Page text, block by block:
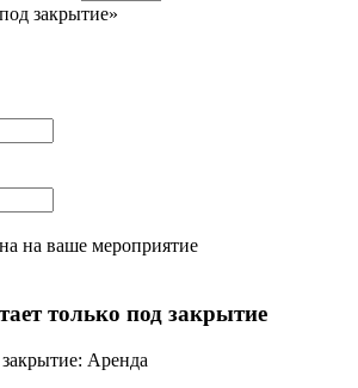
закрытие»
на ваше мероприятие
только под закрытие
Аренда